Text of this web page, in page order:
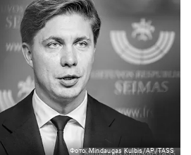
Фото: Mindaugas Kulbis/AP/TASS